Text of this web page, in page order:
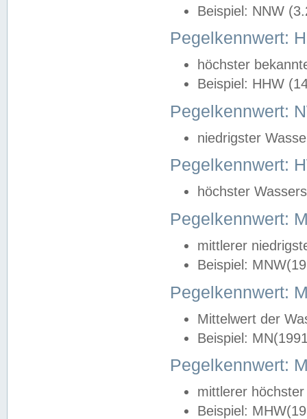
Beispiel: NNW
Pegelkennwert:
höchster
Beispiel: HHW
Pegelkennwert:
niedrigster
Pegelkennwert:
höchster
Pegelkennwert:
mittlerer
Beispiel:
Pegelkennwert:
Mittelwert der
Beispiel:
Pegelkennwert:
mittlerer
Beispiel: